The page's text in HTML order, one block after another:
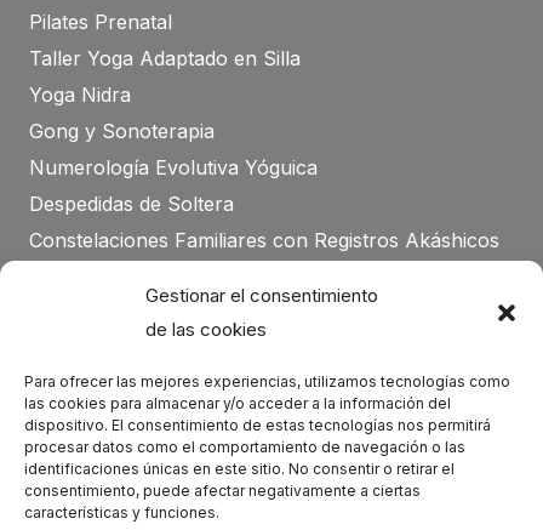
Gestionar el consentimiento
de las cookies
Para ofrecer las mejores experiencias, utilizamos tecnologías como
las cookies para almacenar y/o acceder a la información del
dispositivo. El consentimiento de estas tecnologías nos permitirá
procesar datos como el comportamiento de navegación o las
identificaciones únicas en este sitio. No consentir o retirar el
consentimiento, puede afectar negativamente a ciertas
características y funciones.
Pilates Prenatal
Taller Yoga Adaptado en Silla
Yoga Nidra
Gong y Sonoterapia
Numerología Evolutiva Yóguica
Despedidas de Soltera
Constelaciones Familiares con Registros Akáshicos
Actividad de Bienestar para Empresas
Arte & Ocio
Formación Completa Pūrna Yoga Nidrā 100h
Formación Hatha Yoga 200H